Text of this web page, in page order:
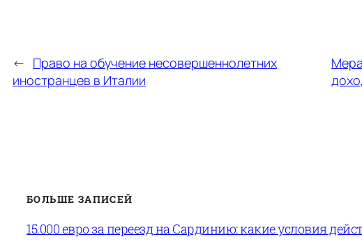
← Право на обучение несовершеннолетних
иностранцев в Италии
БОЛЬШЕ ЗАПИСЕЙ
15.000 евро за переезд на Сардинию: какие условия